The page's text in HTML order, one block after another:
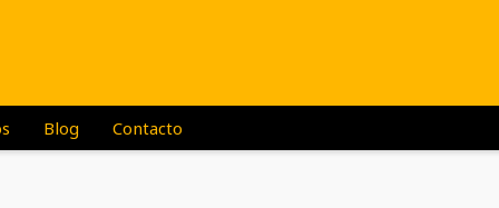
Blog Contacto